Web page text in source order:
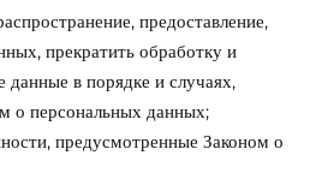
предоставление,
прекратить обработку и
в порядке и случаях,
о персональных данных;
предусмотренные Законом о